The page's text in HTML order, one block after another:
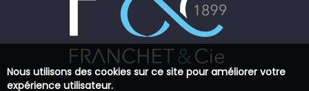
Nous utilisons des cookies sur ce site pour améliorer votre
expérience utilisateur.